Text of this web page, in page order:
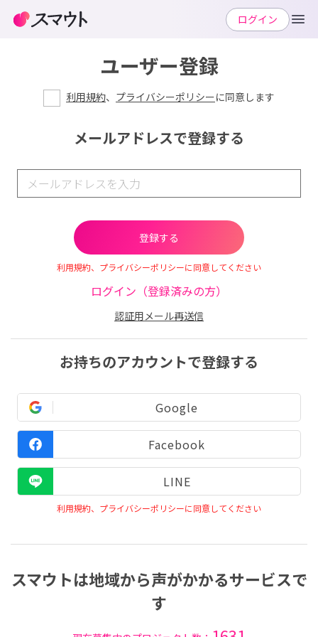
ユーザー登録
利用規約、 プライバシーポリシーに同意します
メールアドレスで登録する
利用規約、プライバシーポリシーに同意してください
ログイン（登録済みの方）
認証用メール再送信
お持ちのアカウントで登録する
Google
Facebook
LINE
利用規約、プライバシーポリシーに同意してください
スマウトは地域から声がかかるサービスで
す
ログイン